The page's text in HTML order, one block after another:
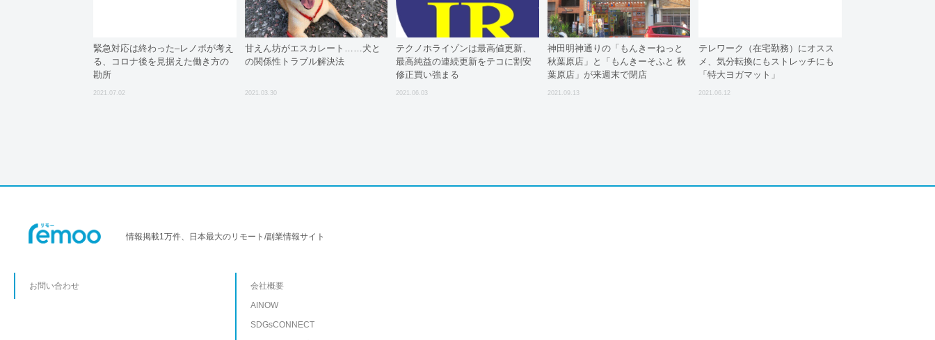
緊急対応は終わった–レノボが考え
る、コロナ後を見据えた働き方の
勘所
2021.07.02
甘えん坊がエスカレート……犬と
の関係性トラブル解決法
2021.03.30
テクノホライゾンは最高値更新、
最高純益の連続更新をテコに割安
修正買い強まる
2021.06.03
神田明神通りの「もんきーねっと
秋葉原店」と「もんきーそふと 秋
葉原店」が来週末で閉店
2021.09.13
テレワーク（在宅勤務）にオスス
メ、気分転換にもストレッチにも
「特大ヨガマット」
2021.06.12
情報掲載1万件、日本最大のリモート/副業情報サイト
お問い合わせ
会社概要
AINOW
SDGsCONNECT